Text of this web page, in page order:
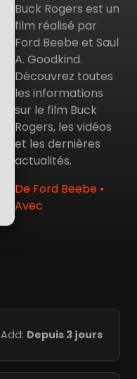
Buck Rogers est un
film réalisé par
Ford Beebe et Saul
A. Goodkind.
Découvrez toutes
les informations
sur le film Buck
Rogers, les vidéos
et les dernières
actualités.
De Ford Beebe •
Avec
Add: Depuis 3 jours